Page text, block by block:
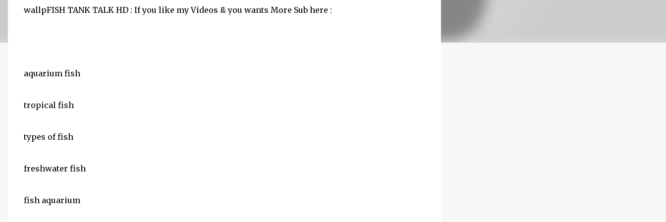
wallpFISH TANK TALK HD : If you like my Videos & you wants More Sub here :
aquarium fish
tropical fish
types of fish
freshwater fish
fish aquarium